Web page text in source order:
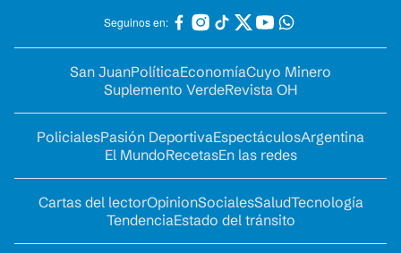
Seguinos en:
San JuanPolíticaEconomíaCuyo Minero
Suplemento VerdeRevista OH
PolicialesPasión DeportivaEspectáculosArgentina
El MundoRecetasEn las redes
Cartas del lectorOpinionSocialesSaludTecnología
TendenciaEstado del tránsito